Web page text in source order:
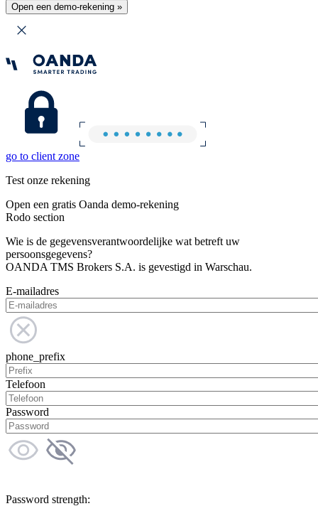
Open een demo-rekening »
go to client zone
Test onze rekening
Open een gratis Oanda demo-rekening
Rodo section
Wie is de gegevensverantwoordelijke wat betreft uw
persoonsgegevens?
OANDA TMS Brokers S.A. is gevestigd in Warschau.
E-mailadres
phone_prefix
Telefoon
Password
Password strength: